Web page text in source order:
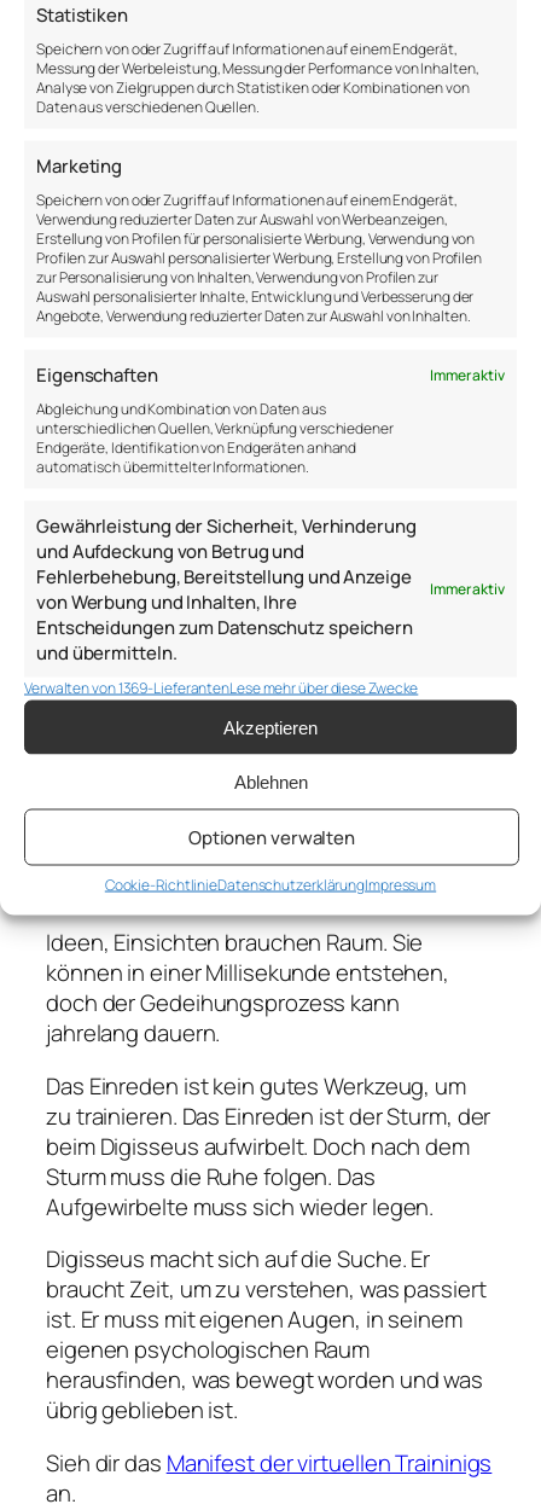
Statistiken
Speichern von oder Zugriff auf Informationen auf einem Endgerät,
Messung der Werbeleistung, Messung der Performance von Inhalten,
Analyse von Zielgruppen durch Statistiken oder Kombinationen von
Daten aus verschiedenen Quellen.
Marketing
Speichern von oder Zugriff auf Informationen auf einem Endgerät,
Verwendung reduzierter Daten zur Auswahl von Werbeanzeigen,
Erstellung von Profilen für personalisierte Werbung, Verwendung von
Profilen zur Auswahl personalisierter Werbung, Erstellung von Profilen
zur Personalisierung von Inhalten, Verwendung von Profilen zur
Auswahl personalisierter Inhalte, Entwicklung und Verbesserung der
Angebote, Verwendung reduzierter Daten zur Auswahl von Inhalten.
Eigenschaften
Immer aktiv
Abgleichung und Kombination von Daten aus
unterschiedlichen Quellen, Verknüpfung verschiedener
Endgeräte, Identifikation von Endgeräten anhand
automatisch übermittelter Informationen.
Gewährleistung der Sicherheit, Verhinderung
und Aufdeckung von Betrug und
Fehlerbehebung, Bereitstellung und Anzeige
von Werbung und Inhalten, Ihre
Entscheidungen zum Datenschutz speichern
und übermitteln.
Immer aktiv
Verwalten von 1369-LieferantenLese mehr über diese Zwecke
Akzeptieren
Ablehnen
Optionen verwalten
Cookie-RichtlinieDatenschutzerklärungImpressum
dem nichts passiert. Nichts.
Augenscheinlich. Während du jetzt dasitzt
und diese Zeilen liest, in diesem Moment
geht so viel vor sich. Werde dir bewusst, was
arbeiten in dir. Sie lösen in dir etwas aus. Sie
wirbeln etwas auf – anderes lassen sie
unangetastet.
In jeder Minute, die still erscheint, passiert
sehr viel. Wie in einem Fluss, der
bewegungslos wirkt, geht eine Menge vor,
selbst wenn die Oberfläche sich kaum
bewegt. Unter der Oberfläche kann eine
gewaltige Strömung fließen – so auch im
Gehirn von Digisseus. In den 5 Minuten, in
denen er Raum hat, um zu reflektieren, kann
eine Menge passieren.
Zeit und Raum zum
Denken
Die Vielbeschäftigten werden es nicht
verstehen. Die Ignoranten werden es
weiterhin ignorieren. Denken braucht Zeit
und Raum. Der psychologische Raum, in dem
man nicht krähen muss und nicht angekräht
wird. Momente der inneren Stille, in denen
nicht hektisch nach Beute und Zielen gejagt
Ideen, Einsichten brauchen Raum. Sie
können in einer Millisekunde entstehen,
doch der Gedeihungsprozess kann
jahrelang dauern.
Das Einreden ist kein gutes Werkzeug, um
zu trainieren. Das Einreden ist der Sturm, der
beim Digisseus aufwirbelt. Doch nach dem
Sturm muss die Ruhe folgen. Das
Aufgewirbelte muss sich wieder legen.
Digisseus macht sich auf die Suche. Er
braucht Zeit, um zu verstehen, was passiert
ist. Er muss mit eigenen Augen, in seinem
eigenen psychologischen Raum
herausfinden, was bewegt worden und was
übrig geblieben ist.
Sieh dir das Manifest der virtuellen Traininigs
an.